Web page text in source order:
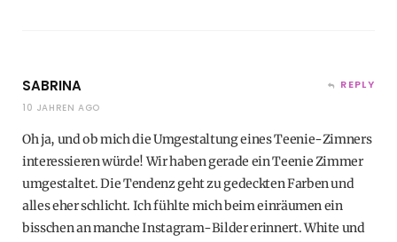
SABRINA
10 JAHREN AGO
REPLY
Oh ja, und ob mich die Umgestaltung eines Teenie-Zimners
interessieren würde! Wir haben gerade ein Teenie Zimmer
umgestaltet. Die Tendenz geht zu gedeckten Farben und
alles eher schlicht. Ich fühlte mich beim einräumen ein
bisschen an manche Instagram-Bilder erinnert. White und